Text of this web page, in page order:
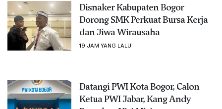
Disnaker Kabupaten Bogor
Dorong SMK Perkuat Bursa Kerja
dan Jiwa Wirausaha
19 JAM YANG LALU
Datangi PWI Kota Bogor, Calon
Ketua PWI Jabar, Kang Andy